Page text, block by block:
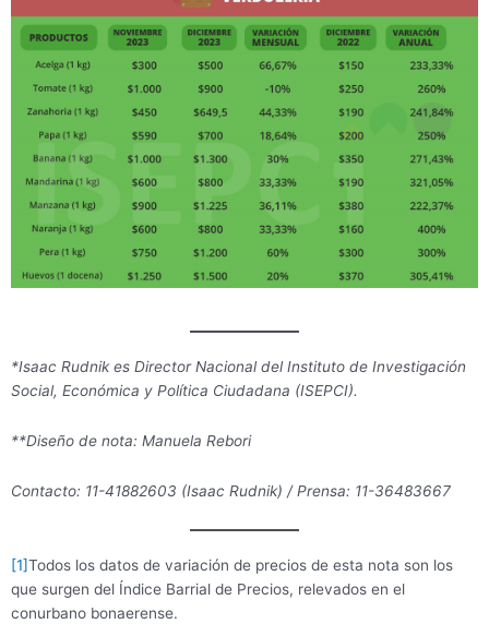
*Isaac Rudnik es Director Nacional del Instituto de Investigación
Social, Económica y Política Ciudadana (ISEPCI).
**Diseño de nota: Manuela Rebori
Contacto: 11-41882603 (Isaac Rudnik) / Prensa: 11-36483667
[1]Todos los datos de variación de precios de esta nota son los
que surgen del Índice Barrial de Precios, relevados en el
conurbano bonaerense.